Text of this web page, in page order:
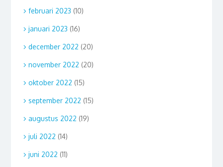
februari 2023 (10)
januari 2023 (16)
december 2022 (20)
november 2022 (20)
oktober 2022 (15)
september 2022 (15)
augustus 2022 (19)
juli 2022 (14)
juni 2022 (11)